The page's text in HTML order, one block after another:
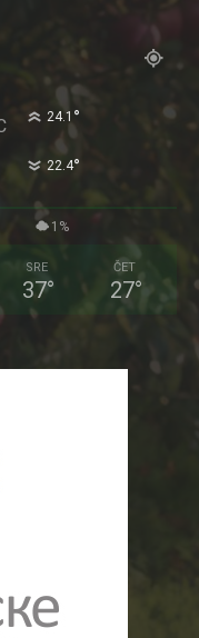
24.1 °
22.4°
1%
SRE
37°
ČET
27°